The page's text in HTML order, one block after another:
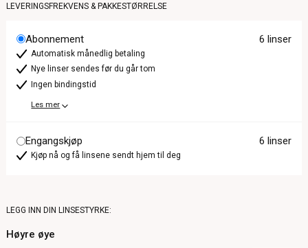
LEVERINGSFREKVENS & PAKKESTØRRELSE
Abonnement 6 linser
Automatisk månedlig betaling
Nye linser sendes før du går tom
Ingen bindingstid
Les mer
Engangskjøp 6 linser
Kjøp nå og få linsene sendt hjem til deg
LEGG INN DIN LINSESTYRKE:
Høyre øye